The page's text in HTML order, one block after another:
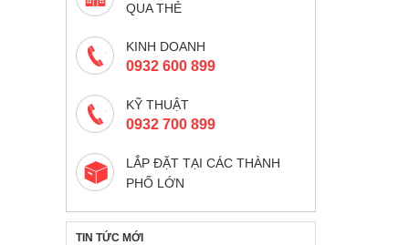
QUA THẺ
KINH DOANH
0932 600 899
KỸ THUẬT
0932 700 899
LẮP ĐẶT TẠI CÁC THÀNH
PHỐ LỚN
TIN TỨC MỚI